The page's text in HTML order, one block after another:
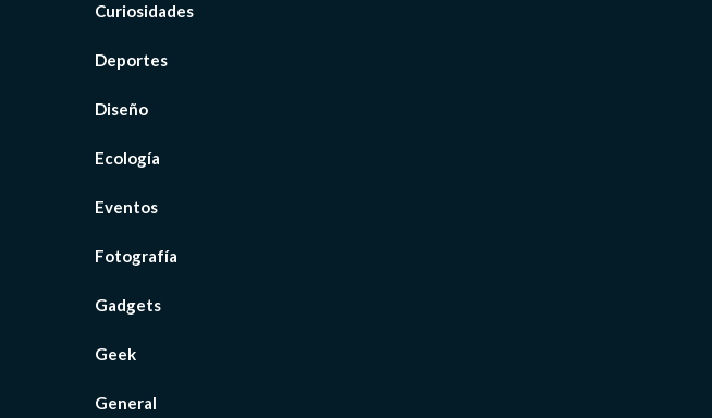
Curiosidades
Deportes
Diseño
Ecología
Eventos
Fotografía
Gadgets
Geek
General